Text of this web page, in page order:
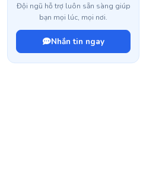
Đội ngũ hỗ trợ luôn sẵn sàng giúp
bạn mọi lúc, mọi nơi.
Nhắn tin ngay